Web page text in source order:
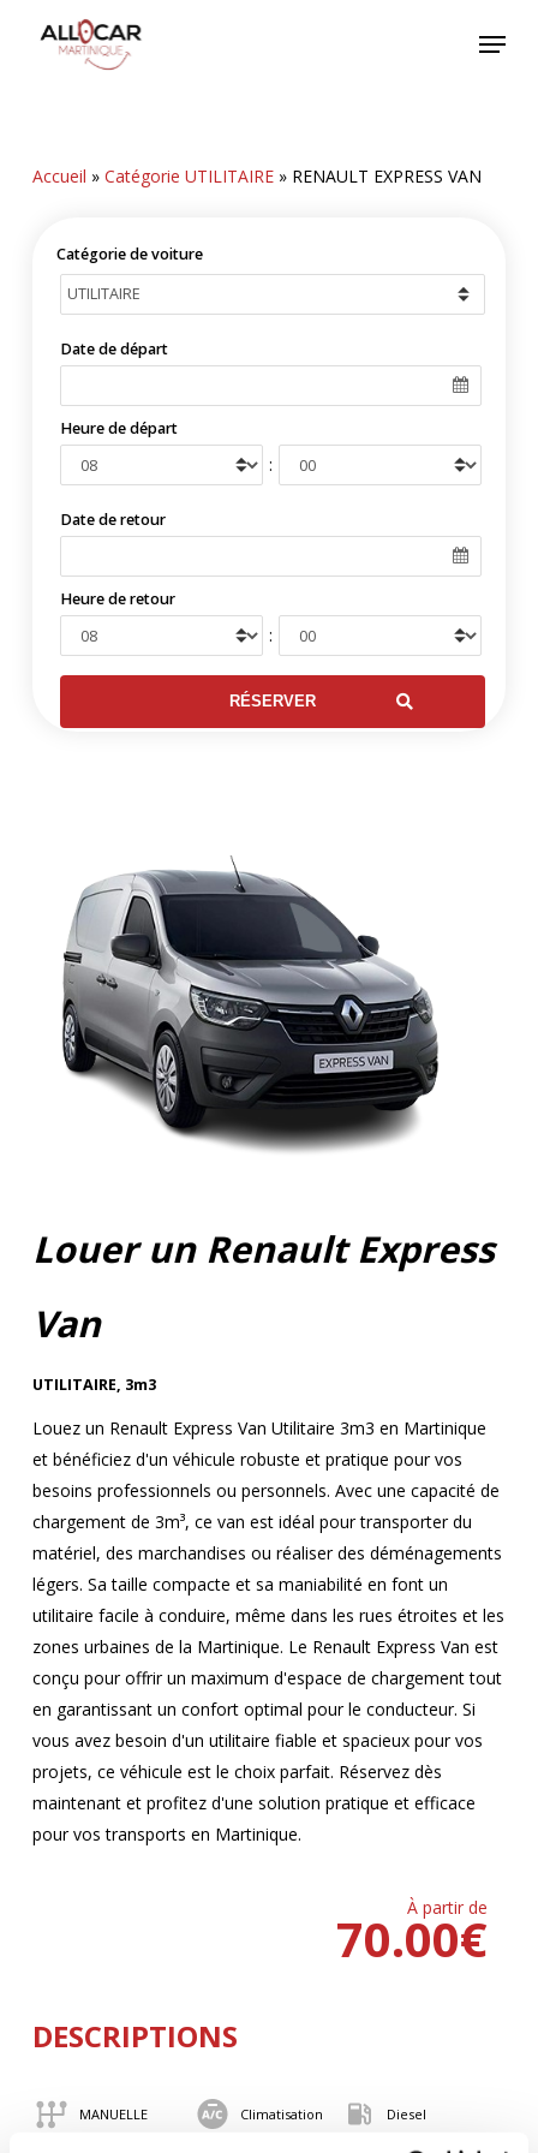
Menu
Accueil » Catégorie UTILITAIRE» RENAULT EXPRESS VAN
Catégorie de voiture
Date de départ
Heure de départ
:
Date de retour
Heure de retour
:
Louer un Renault Express
Van
UTILITAIRE, 3m3
Louez un Renault Express Van Utilitaire 3m3 en Martinique
et bénéficiez d'un véhicule robuste et pratique pour vos
besoins professionnels ou personnels. Avec une capacité de
chargement de 3m³, ce van est idéal pour transporter du
matériel, des marchandises ou réaliser des déménagements
légers. Sa taille compacte et sa maniabilité en font un
utilitaire facile à conduire, même dans les rues étroites et les
zones urbaines de la Martinique. Le Renault Express Van est
conçu pour offrir un maximum d'espace de chargement tout
en garantissant un confort optimal pour le conducteur. Si
vous avez besoin d'un utilitaire fiable et spacieux pour vos
projets, ce véhicule est le choix parfait. Réservez dès
maintenant et profitez d'une solution pratique et efficace
pour vos transports en Martinique.
À partir de
€
70.00
DESCRIPTIONS
MANUELLE Climatisation Diesel